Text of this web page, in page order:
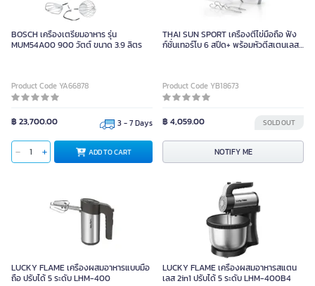
BOSCH เครื่องเตรียมอาหาร รุ่น
MUM54A00 900 วัตต์ ขนาด 3.9 ลิตร
Product Code YA66878
฿ 23,700.00 3 - 7 Days
ADD TO CART
THAI SUN SPORT เครื่องตีไข่มือถือ ฟัง
ก์ชั่นเทอร์โบ 6 สปีด+ พร้อมหัวตีสเตนเลส
Product Code YB18673
฿ 4,059.00 SOLD OUT
NOTIFY ME
LUCKY FLAME เครื่องผสมอาหารแบบมือ
ถือ ปรับได้ 5 ระดับ LHM-400
LUCKY FLAME เครื่องผสมอาหารสแตน
เลส 2in1 ปรับได้ 5 ระดับ LHM-400B4